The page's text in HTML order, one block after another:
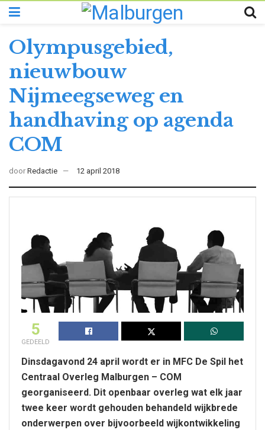
Olympusgebied,
nieuwbouw
Nijmeegseweg en
handhaving op agenda
COM
door Redactie 12 april 2018
5
GEDEELD
Dinsdagavond 24 april wordt er in MFC De Spil het
Centraal Overleg Malburgen – COM
georganiseerd. Dit openbaar overleg wat elk jaar
twee keer wordt gehouden behandeld wijkbrede
onderwerpen over bijvoorbeeld wijkontwikkeling